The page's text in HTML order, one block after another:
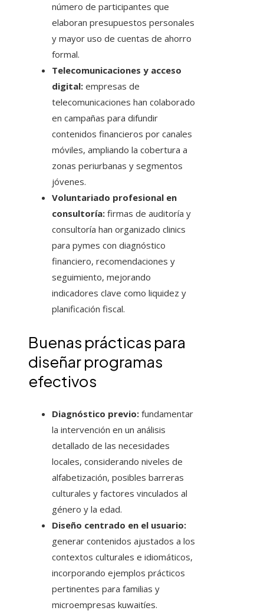
número de participantes que
elaboran presupuestos personales
y mayor uso de cuentas de ahorro
formal.
Telecomunicaciones y acceso
digital: empresas de
telecomunicaciones han colaborado
en campañas para difundir
contenidos financieros por canales
móviles, ampliando la cobertura a
zonas periurbanas y segmentos
jóvenes.
Voluntariado profesional en
consultoría: firmas de auditoría y
consultoría han organizado clinics
para pymes con diagnóstico
financiero, recomendaciones y
seguimiento, mejorando
indicadores clave como liquidez y
planificación fiscal.
Buenas prácticas para
diseñar programas
efectivos
Diagnóstico previo: fundamentar
la intervención en un análisis
detallado de las necesidades
locales, considerando niveles de
alfabetización, posibles barreras
culturales y factores vinculados al
género y la edad.
Diseño centrado en el usuario:
generar contenidos ajustados a los
contextos culturales e idiomáticos,
incorporando ejemplos prácticos
pertinentes para familias y
microempresas kuwaitíes.